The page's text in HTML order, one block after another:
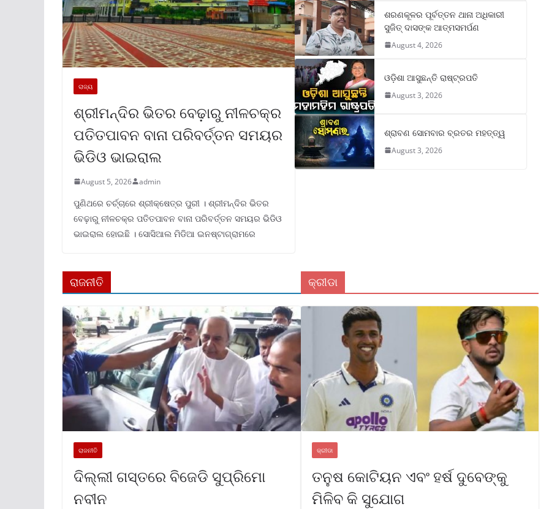
ରାଜ୍ୟ
ଶ୍ରୀମନ୍ଦିର ଭିତର ବେଢ଼ାରୁ ନୀଳଚକ୍ର
ପତିତପାବନ ବାନା ପରିବର୍ତ୍ତନ ସମୟର
ଭିଡିଓ ଭାଇରାଲ
August 5, 2026 admin
ପୁଣିଥରେ ଚର୍ଚ୍ଚାରେ ଶ୍ରୀକ୍ଷେତ୍ର ପୁରୀ । ଶ୍ରୀମନ୍ଦିର ଭିତର
ବେଢ଼ାରୁ ନୀଳଚକ୍ର ପତିତପାବନ ବାନା ପରିବର୍ତ୍ତନ ସମୟର ଭିଡିଓ
ଭାଇରାଲ ହୋଇଛି । ସୋସିଆଲ ମିଡିଆ ଇନଷ୍ଟାଗ୍ରାମରେ
ଶରଣକୂଳର ପୂର୍ବତ୍ତନ ଥାନା ଅଧିକାରୀ
ସୁଜିତ୍ ଦାସଙ୍କ ଆତ୍ମସମର୍ପଣ
August 4, 2026
ଓଡ଼ିଶା ଆସୁଛନ୍ତି ରାଷ୍ଟ୍ରପତି
August 3, 2026
ଶ୍ରାବଣ ସୋମବାର ବ୍ରତର ମହତ୍ତ୍ୱ
August 3, 2026
ରାଜନୀତି
ରାଜନୀତି
ଦିଲ୍ଲୀ ଗସ୍ତରେ ବିଜେଡି ସୁପ୍ରିମୋ
ନବୀନ
କ୍ରୀଡା
କ୍ରୀଡା
ତନୁଷ କୋଟିୟନ ଏବଂ ହର୍ଷ ଦୁବେଙ୍କୁ
ମିଳିବ କି ସୁଯୋଗ